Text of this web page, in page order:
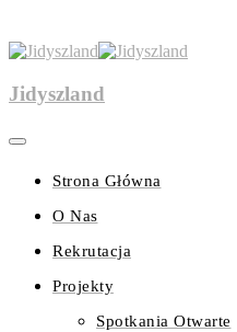
Jidyszland
Strona Główna
O Nas
Rekrutacja
Projekty
Spotkania Otwarte